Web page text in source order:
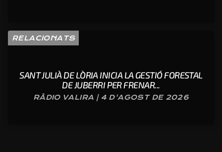
RELACIONATS
SANT JULIÀ DE LÒRIA INICIA LA GESTIÓ FORESTAL
DE JUBERRI PER FRENAR...
RÀDIO VALIRA | 4 D'AGOST DE 2026